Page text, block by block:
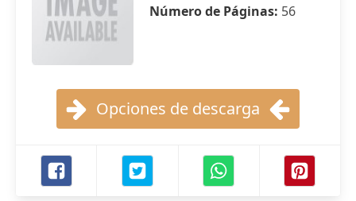
Número de Páginas: 56
Opciones de descarga